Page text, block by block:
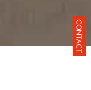
CONTACT